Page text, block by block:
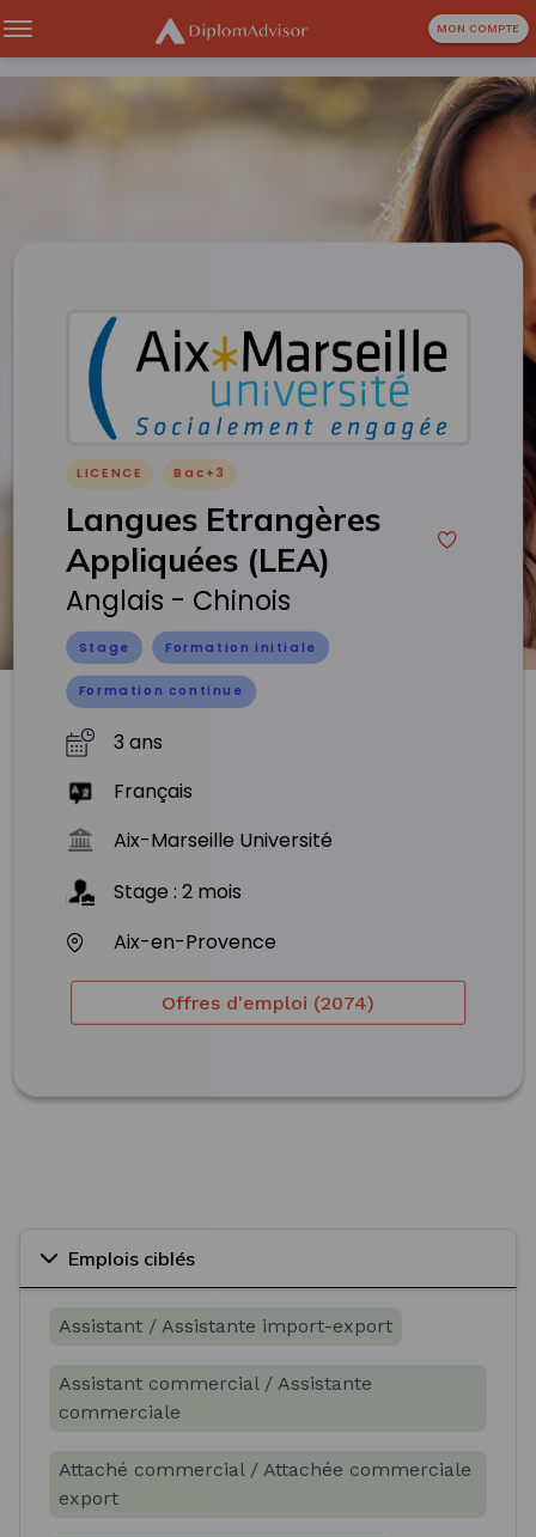
MON COMPTE
LICENCE Bac+3
Langues Etrangères
Appliquées (LEA)
Anglais - Chinois
Stage Formation initiale
Formation continue
3 ans
Français
Aix-Marseille Université
Stage :2 mois
Aix-en-Provence
Offres d'emploi (2074)
Emplois ciblés
Assistant / Assistante import-export
Assistant commercial / Assistante
commerciale
Attaché commercial / Attachée commerciale
export